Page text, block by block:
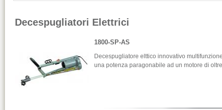
Decespugliatori Elettrici
1800-SP-AS
Decespugliatore elttico innovativo
una potenza paragonabile ad un motore di